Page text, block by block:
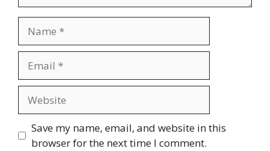
Save my name, email, and website in this
browser for the next time I comment.